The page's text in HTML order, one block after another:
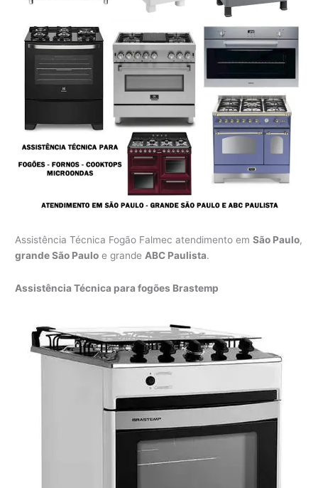
Assistência Técnica Fogão Falmec atendimento emSão Paulo,
grande São Paulo e grandeABC Paulista.
Assistência Técnica para fogões Brastemp